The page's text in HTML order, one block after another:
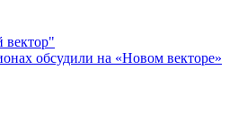
обсудили на «Новом векторе»